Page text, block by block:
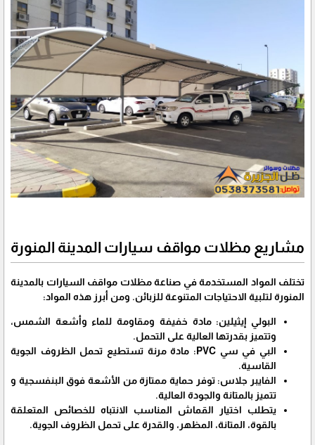
مشاريع مظلات مواقف سيارات المدينة المنورة
تختلف المواد المستخدمة في صناعة مظلات مواقف السيارات بالمدينة
المنورة لتلبية الاحتياجات المتنوعة للزبائن. ومن أبرز هذه المواد:
البولي إيثيلين: مادة خفيفة ومقاومة للماء وأشعة الشمس،
وتتميز بقدرتها العالية على التحمل.
البي في سي PVC: مادة مرنة تستطيع تحمل الظروف الجوية
القاسية.
الفايبر جلاس: توفر حماية ممتازة من الأشعة فوق البنفسجية و
تتميز بالمتانة والجودة العالية.
يتطلب اختيار القماش المناسب الانتباه للخصائص المتعلقة
بالقوة، المتانة، المظهر، والقدرة على تحمل الظروف الجوية.